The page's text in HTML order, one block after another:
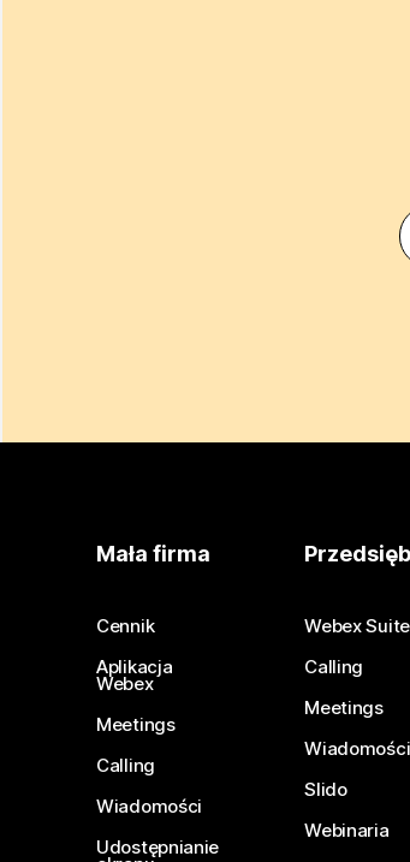
Mała firma
Cennik
Aplikacja
Webex
Meetings
Calling
Wiadomości
Udostępnianie
Webex Suite
Calling
Meetings
Wiadomości
Slido
Webinaria